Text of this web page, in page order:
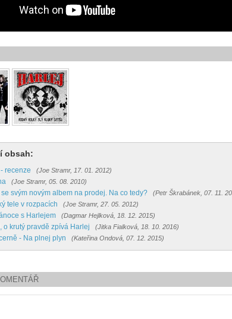
obsah:
recenze (Joe Stramr, 17. 01. 2012)
(Joe Stramr, 05. 08. 2010)
svým novým albem na prodej. Na co tedy? (Petr Škrabánek, 07. 11.
tele v rozpacích (Joe Stramr, 27. 05. 2012)
s Harlejem (Dagmar Hejlková, 18. 12. 2015)
o krutý pravdě zpívá Harlej (Jitka Fialková, 18. 10. 2016)
- Na plnej plyn (Kateřina Ondová, 07. 12. 2015)